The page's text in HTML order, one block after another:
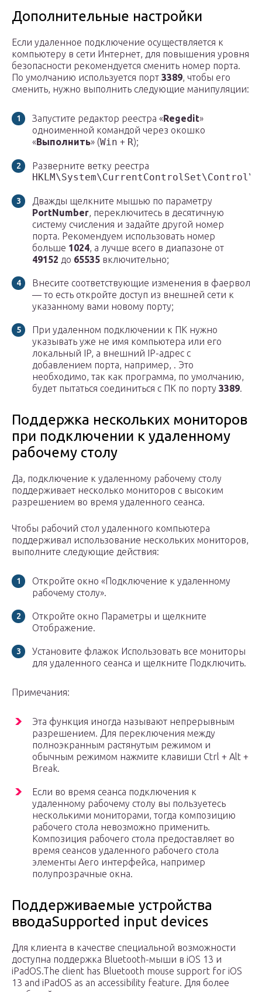
Дополнительные настройки
Если удаленное подключение осуществляется к
компьютеру в сети Интернет, для повышения уровня
безопасности рекомендуется сменить номер порта.
По умолчанию используется порт 3389, чтобы его
сменить, нужно выполнить следующие манипуляции:
Запустите редактор реестра «Regedit»
одноименной командой через окошко
«Выполнить» (Win + R);
Разверните ветку реестра
Дважды щелкните мышью по параметру
PortNumber, переключитесь в десятичную
систему счисления и задайте другой номер
порта. Рекомендуем использовать номер
больше 1024, а лучше всего в диапазоне от
49152 до 65535 включительно;
Внесите соответствующие изменения в фаервол
— то есть откройте доступ из внешней сети к
указанному вами новому порту;
При удаленном подключении к ПК нужно
указывать уже не имя компьютера или его
локальный IP, а внешний IP-адрес с
добавлением порта, например, . Это
необходимо, так как программа, по умолчанию,
будет пытаться соединиться с ПК по порту 3389.
Поддержка нескольких мониторов
при подключении к удаленному
рабочему столу
Да, подключение к удаленному рабочему столу
поддерживает несколько мониторов с высоким
разрешением во время удаленного сеанса.
Чтобы рабочий стол удаленного компьютера
поддерживал использование нескольких мониторов,
выполните следующие действия:
Откройте окно «Подключение к удаленному
рабочему столу».
Откройте окно Параметры и щелкните
Отображение.
Установите флажок Использовать все мониторы
для удаленного сеанса и щелкните Подключить.
Примечания:
Эта функция иногда называют непрерывным
разрешением. Для переключения между
полноэкранным растянутым режимом и
обычным режимом нажмите клавиши Ctrl + Alt +
Break.
Если во время сеанса подключения к
удаленному рабочему столу вы пользуетесь
несколькими мониторами, тогда композицию
рабочего стола невозможно применить.
Композиция рабочего стола предоставляет во
время сеансов удаленного рабочего стола
элементы Aero интерфейса, например
полупрозрачные окна.
Поддерживаемые устройства
вводаSupported input devices
Для клиента в качестве специальной возможности
доступна поддержка Bluetooth-мыши в iOS 13 и
iPadOS.The client has Bluetooth mouse support for iOS
13 and iPadOS as an accessibility feature. Для более